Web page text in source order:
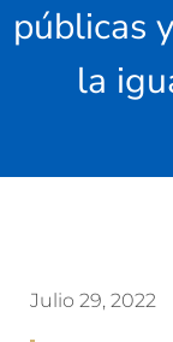
públicas
la
Julio 29, 2022